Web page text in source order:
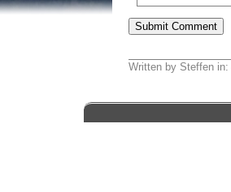
Written by Steffen in: